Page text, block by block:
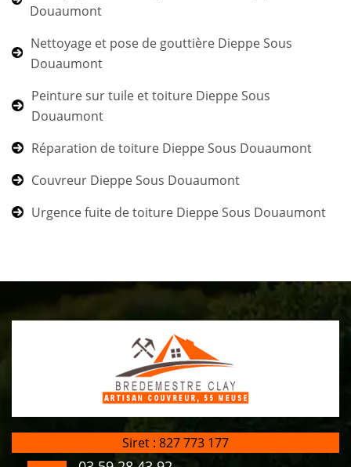
Douaumont
Nettoyage et pose de gouttière Dieppe Sous
Douaumont
Peinture sur tuile et toiture Dieppe Sous
Douaumont
Réparation de toiture Dieppe Sous Douaumont
Couvreur Dieppe Sous Douaumont
Urgence fuite de toiture Dieppe Sous Douaumont
Siret : 827 773 177